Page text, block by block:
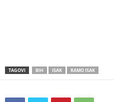
TAGOVI BIH ISAK RAMO ISAK